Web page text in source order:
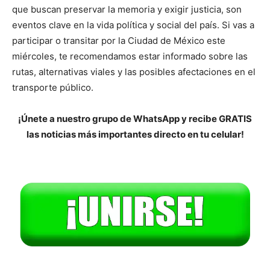
que buscan preservar la memoria y exigir justicia, son
eventos clave en la vida política y social del país. Si vas a
participar o transitar por la Ciudad de México este
miércoles, te recomendamos estar informado sobre las
rutas, alternativas viales y las posibles afectaciones en el
transporte público.
¡Únete a nuestro grupo de WhatsApp y recibe GRATIS
las noticias más importantes directo en tu celular!